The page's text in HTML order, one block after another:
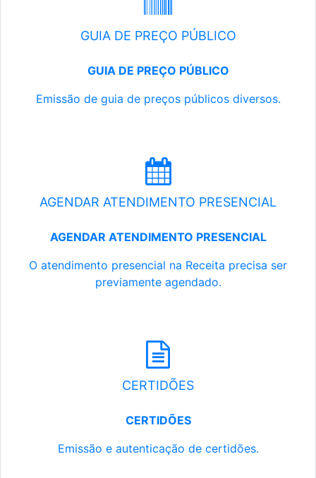
GUIA DE PREÇO PÚBLICO
GUIA DE PREÇO PÚBLICO
Emissão de guia de preços públicos diversos.
AGENDAR ATENDIMENTO PRESENCIAL
AGENDAR ATENDIMENTO PRESENCIAL
O atendimento presencial na Receita precisa ser
previamente agendado.
CERTIDÕES
CERTIDÕES
Emissão e autenticação de certidões.